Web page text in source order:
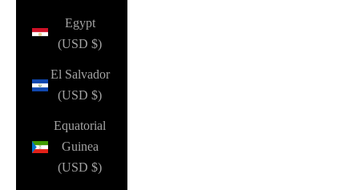
Egypt
(USD $)
El Salvador
(USD $)
Equatorial
Guinea
(USD $)